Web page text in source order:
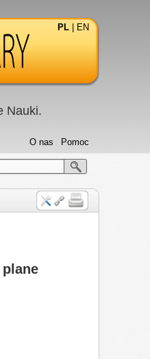
PL EN
Nauki.
Pomoc
O nas